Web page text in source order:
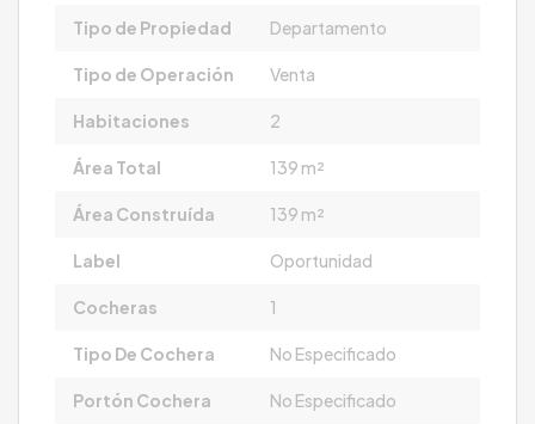
Tipo de Propiedad Departamento
Tipo de Operación Venta
Habitaciones 2
Área Total 139 m²
Área Construída 139 m²
Label Oportunidad
Cocheras 1
Tipo De Cochera No Especificado
Portón Cochera No Especificado